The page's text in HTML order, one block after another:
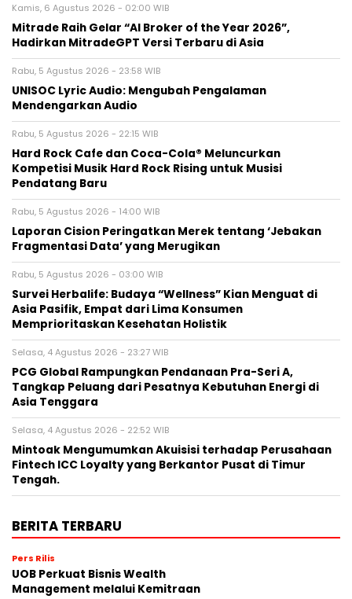
Kamis, 6 Agustus 2026 - 02:00 WIB
Mitrade Raih Gelar “AI Broker of the Year 2026”,
Hadirkan MitradeGPT Versi Terbaru di Asia
Rabu, 5 Agustus 2026 - 23:58 WIB
UNISOC Lyric Audio: Mengubah Pengalaman
Mendengarkan Audio
Rabu, 5 Agustus 2026 - 22:15 WIB
Hard Rock Cafe dan Coca-Cola® Meluncurkan
Kompetisi Musik Hard Rock Rising untuk Musisi
Pendatang Baru
Rabu, 5 Agustus 2026 - 14:00 WIB
Laporan Cision Peringatkan Merek tentang ‘Jebakan
Fragmentasi Data’ yang Merugikan
Rabu, 5 Agustus 2026 - 03:00 WIB
Survei Herbalife: Budaya “Wellness” Kian Menguat di
Asia Pasifik, Empat dari Lima Konsumen
Memprioritaskan Kesehatan Holistik
Selasa, 4 Agustus 2026 - 23:27 WIB
PCG Global Rampungkan Pendanaan Pra-Seri A,
Tangkap Peluang dari Pesatnya Kebutuhan Energi di
Asia Tenggara
Selasa, 4 Agustus 2026 - 22:52 WIB
Mintoak Mengumumkan Akuisisi terhadap Perusahaan
Fintech ICC Loyalty yang Berkantor Pusat di Timur
Tengah.
BERITA TERBARU
Pers Rilis
UOB Perkuat Bisnis Wealth
Management melalui Kemitraan